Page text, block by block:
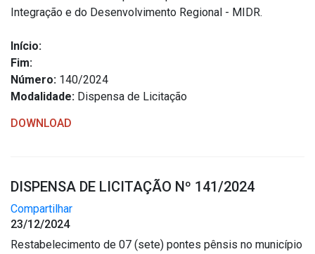
Integração e do Desenvolvimento Regional - MIDR.
Início:
Fim:
Número: 140/2024
Modalidade: Dispensa de Licitação
DOWNLOAD
DISPENSA DE LICITAÇÃO Nº 141/2024
Compartilhar
23/12/2024
Restabelecimento de 07 (sete) pontes pênsis no município